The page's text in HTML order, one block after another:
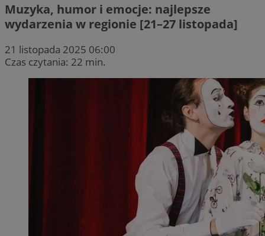
Muzyka, humor i emocje: najlepsze
wydarzenia w regionie [21–27 listopada]
21 listopada 2025 06:00
Czas czytania: 22 min.